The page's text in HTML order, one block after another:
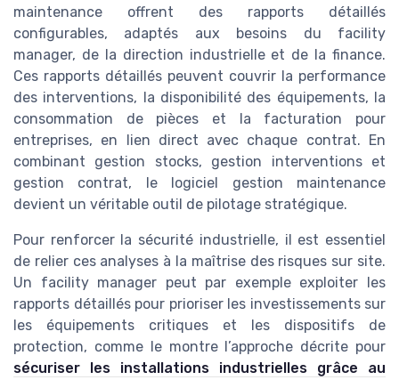
maintenance offrent des rapports détaillés
configurables, adaptés aux besoins du facility
manager, de la direction industrielle et de la finance.
Ces rapports détaillés peuvent couvrir la performance
des interventions, la disponibilité des équipements, la
consommation de pièces et la facturation pour
entreprises, en lien direct avec chaque contrat. En
combinant gestion stocks, gestion interventions et
gestion contrat, le logiciel gestion maintenance
devient un véritable outil de pilotage stratégique.
Pour renforcer la sécurité industrielle, il est essentiel
de relier ces analyses à la maîtrise des risques sur site.
Un facility manager peut par exemple exploiter les
rapports détaillés pour prioriser les investissements sur
les équipements critiques et les dispositifs de
protection, comme le montre l’approche décrite pour
sécuriser les installations industrielles grâce au